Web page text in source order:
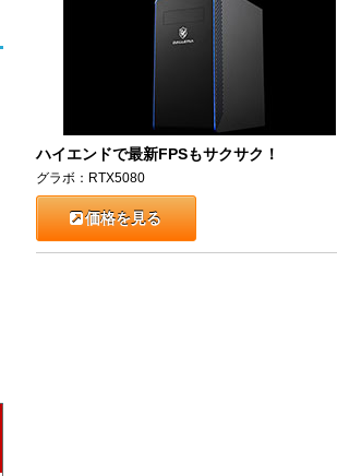
ハイエンドで最新FPSもサクサク！
グラボ：RTX5080
価格を見る